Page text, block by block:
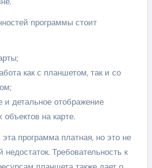
программы стоит
как с планшетом, так и со
и детальное отображение
объектов на карте.
программа платная, но это не
Требовательность к